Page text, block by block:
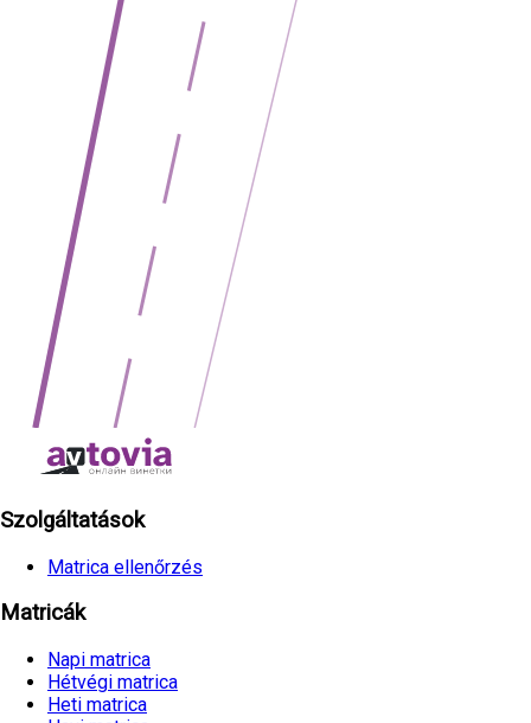
Szolgáltatások
Matrica ellenőrzés
Matricák
Napi matrica
Hétvégi matrica
Heti matrica